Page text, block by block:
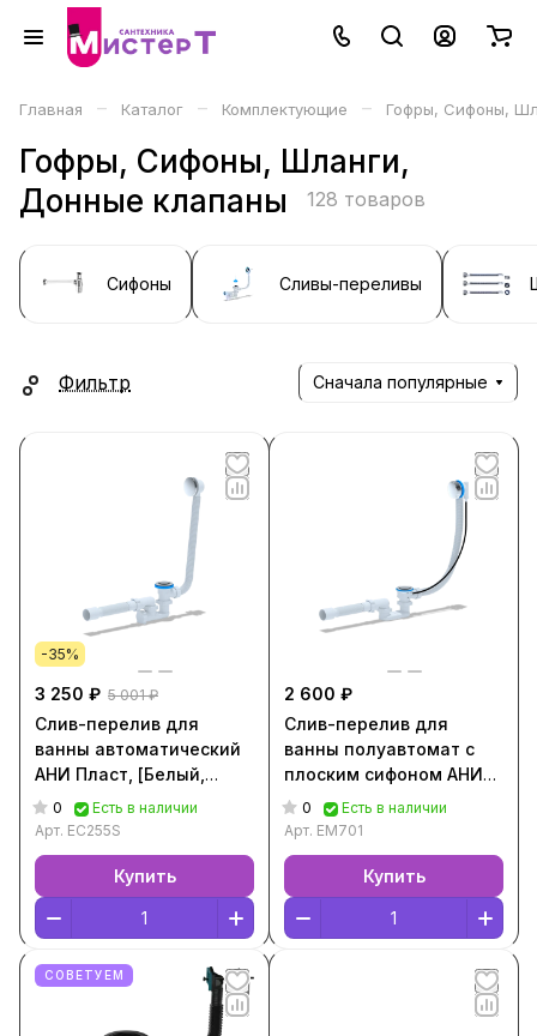
Главная – Каталог – Комплектующие – Гофры, Сифоны,
Гофры, Сифоны, Шланги,
Донные клапаны
128 товаров
Сифоны Сливы-переливы
Фильтр Сначала популярные
-35%
3 250 ₽ 5 001 ₽
Слив-перелив для
ванны автоматический
АНИ Пласт, [Белый,
EC255S]
0
Есть в наличии
Арт. EC255S
Купить
2 600 ₽
Слив-перелив для
ванны полуавтомат с
плоским сифоном АНИ
Пласт EM701 [Белый,
EM701]
0
Есть в наличии
Арт. EM701
Купить
СОВЕТУЕМ